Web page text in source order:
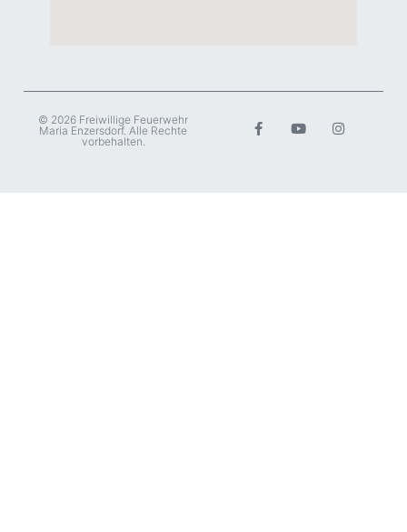
© 2026 Freiwillige Feuerwehr
Maria Enzersdorf. Alle Rechte
vorbehalten.